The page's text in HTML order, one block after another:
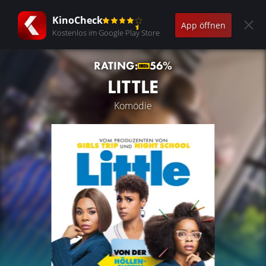
KinoCheck
Kostenlos im Google Play Store
App öffnen
RATING: 56%
LITTLE
Komödie